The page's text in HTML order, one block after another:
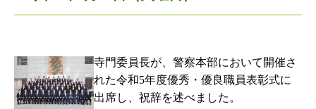
寺門委員長が、警察本部において開催さ
れた令和5年度優秀・優良職員表彰式に
出席し、祝辞を述べました。